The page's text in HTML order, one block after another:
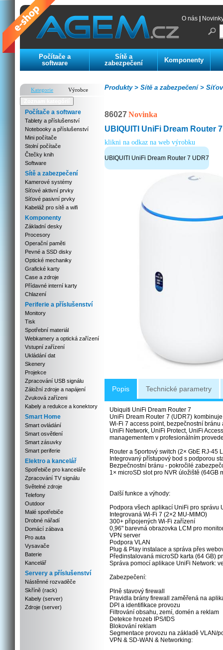
O nás
Počítače a
software
Sítě a
zabezpečení
Komponenty
Kategorie
Výrobce
Počítače a software
Tablety a příslušenství
Notebooky a příslušenství
Mini počítače
Stolní počítače
Čtečky knih
Software
Sítě a zabezpečení
Kamerové systémy
Síťové aktivní prvky
Síťové pasivní prvky
Kabeláž pro sítě a wifi
Komponenty
Základní desky
Procesory
Operační paměti
Pevné a SSD disky
Optické mechaniky
Grafické karty
Case a zdroje
Přídavné interní karty
Chlazení
Periferie a příslušenství
Monitory
Tisk
Spotřební materiál
Webkamery a optická zařízení
Vstupní zařízení
Ukládání dat
Skenery
Projekce
Zpracování USB signálu
Záložní zdroje a napájení
Zvuková zařízeni
Kabely a redukce a konektory
Smart Home
Smart ovládání
Smart osvětlení
Smart zásuvky
Smart periferie
Elektro a kancelář
Spotřebiče pro kanceláře
Zpracování TV signálu
Světelné zdroje
Telefony
Outdoor
Malé spotřebiče
Drobné nářadí
Domácí zábava
Pro auta
Vysavače
Baterie
Kancelář
Servery a příslušenství
Nástěnné rozvaděče
Skříně (rack)
Kabely (server)
Zdroje (server)
Sítě a zabezpečení >
Produkty >
86027Novinka
UBIQUITI UniFi Dream Router
klikni na odkaz na web výrobku
UBIQUITI UniFi Dream Router 7 UDR7
Popis Technické parametry
Ubiquiti UniFi Dream Router 7
UniFi Dream Router 7 (UDR7)
Wi-Fi 7 access point, bezpečnostní
UniFi Network, UniFi Protect, UniFi
managementem v profesionálním
Router a 5portový switch (2× GbE RJ-45
Integrovaný přístupový bod s podporou
Bezpečnostní bránu - pokročilé
1× microSD slot pro NVR úložiště (64GB
Další funkce a výhody:
Podpora všech aplikací UniFi pro správu
Integrovaná Wi-Fi 7 (2×2 MU-MIMO)
300+ připojených Wi-Fi zařízení
0,96" barevná obrazovka LCM pro
VPN server
Podpora VLAN
Plug & Play instalace a správa přes
Předinstalovaná microSD karta (64 GB)
Správa pomocí aplikace UniFi Network:
Zabezpečení:
Plně stavový firewall
Pravidla brány firewall zaměřená na
DPI a identifikace provozu
Filtrování obsahu, zemí, domén a reklam
Detekce hrozeb IPS/IDS
Blokování reklam
Segmentace provozu na základě VLAN/
VPN & SD-WAN & Networking: